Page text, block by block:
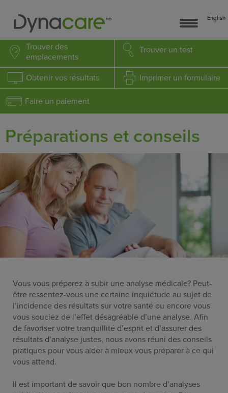
English
Trouver des
emplacements
Trouver un test
Obtenir vos résultats Imprimer un formulaire
Faire un paiement
Préparations et conseils
Vous vous préparez à subir une analyse médicale? Peut-
être ressentez-vous une certaine inquiétude au sujet de
l’incidence des résultats sur votre santé ou encore vous
vous souciez de l’effet désagréable d’une analyse. Afin
de favoriser votre tranquillité d’esprit et d’assurer des
résultats d’analyse justes, nous avons réuni des conseils
pratiques pour vous aider à mieux vous préparer à ce qui
vous attend.
Il est important de savoir que bon nombre d’analyses